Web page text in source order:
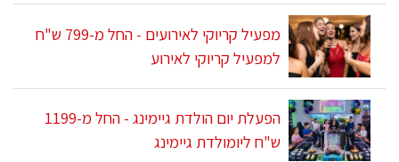
מפעיל קריוקי לאירועים - החל מ-799 ש"ח
למפעיל קריוקי לאירוע
הפעלת יום הולדת גיימינג - החל מ-1199
ש"ח ליומולדת גיימינג